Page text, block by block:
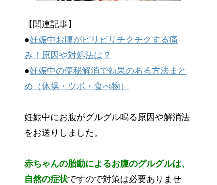
【関連記事】
●妊娠中お腹がピリピリチクチクする痛
み！原因や対処法は？
●妊娠中の便秘解消で効果のある方法まと
め（体操・ツボ・食べ物）
妊娠中にお腹がグルグル鳴る原因や解消法
をお送りしました。
赤ちゃんの胎動によるお腹のグルグルは、
自然の症状ですので対策は必要ありませ